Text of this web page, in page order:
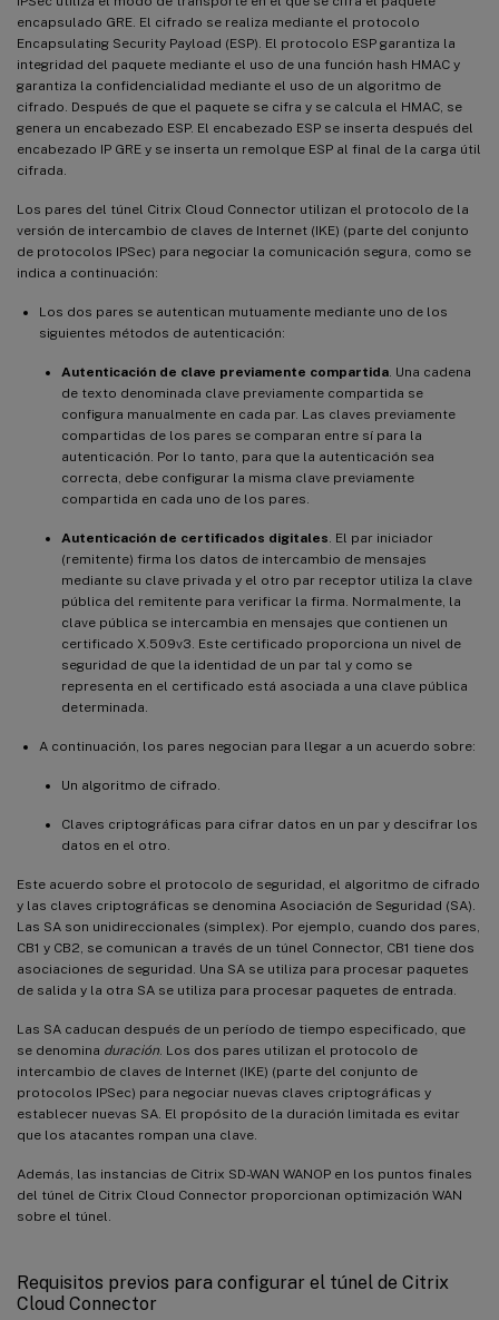
encapsulado GRE. El cifrado se realiza mediante el protocolo
Encapsulating Security Payload (ESP). El protocolo ESP garantiza la
integridad del paquete mediante el uso de una función hash HMAC y
garantiza la confidencialidad mediante el uso de un algoritmo de
cifrado. Después de que el paquete se cifra y se calcula el HMAC, se
genera un encabezado ESP. El encabezado ESP se inserta después del
encabezado IP GRE y se inserta un remolque ESP al final de la carga útil
cifrada.
Los pares del túnel Citrix Cloud Connector utilizan el protocolo de la
versión de intercambio de claves de Internet (IKE) (parte del conjunto
de protocolos IPSec) para negociar la comunicación segura, como se
indica a continuación:
Los dos pares se autentican mutuamente mediante uno de los
siguientes métodos de autenticación:
Autenticación de clave previamente compartida. Una cadena
de texto denominada clave previamente compartida se
configura manualmente en cada par. Las claves previamente
compartidas de los pares se comparan entre sí para la
autenticación. Por lo tanto, para que la autenticación sea
correcta, debe configurar la misma clave previamente
compartida en cada uno de los pares.
Autenticación de certificados digitales. El par iniciador
(remitente) firma los datos de intercambio de mensajes
mediante su clave privada y el otro par receptor utiliza la clave
pública del remitente para verificar la firma. Normalmente, la
clave pública se intercambia en mensajes que contienen un
certificado X.509v3. Este certificado proporciona un nivel de
seguridad de que la identidad de un par tal y como se
representa en el certificado está asociada a una clave pública
determinada.
A continuación, los pares negocian para llegar a un acuerdo sobre:
Un algoritmo de cifrado.
Claves criptográficas para cifrar datos en un par y descifrar los
datos en el otro.
Este acuerdo sobre el protocolo de seguridad, el algoritmo de cifrado
y las claves criptográficas se denomina Asociación de Seguridad (SA).
Las SA son unidireccionales (simplex). Por ejemplo, cuando dos pares,
CB1 y CB2, se comunican a través de un túnel Connector, CB1 tiene dos
asociaciones de seguridad. Una SA se utiliza para procesar paquetes
de salida y la otra SA se utiliza para procesar paquetes de entrada.
Las SA caducan después de un período de tiempo especificado, que
se denomina duración. Los dos pares utilizan el protocolo de
intercambio de claves de Internet (IKE) (parte del conjunto de
protocolos IPSec) para negociar nuevas claves criptográficas y
establecer nuevas SA. El propósito de la duración limitada es evitar
que los atacantes rompan una clave.
Además, las instancias de Citrix SD-WAN WANOP en los puntos finales
del túnel de Citrix Cloud Connector proporcionan optimización WAN
sobre el túnel.
Requisitos previos para configurar el túnel de Citrix
Cloud Connector